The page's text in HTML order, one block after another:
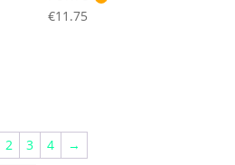
€11.75
2 3 4 →